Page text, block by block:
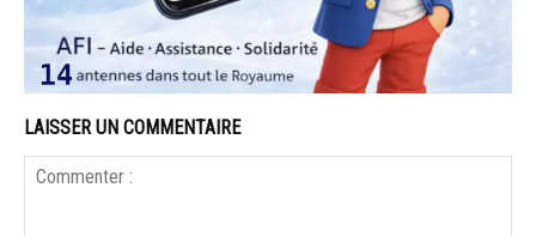
LAISSER UN COMMENTAIRE